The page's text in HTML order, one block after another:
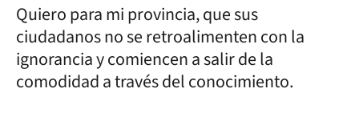
Quiero para mi provincia, que sus
ciudadanos no se retroalimenten con la
ignorancia y comiencen a salir de la
comodidad a través del conocimiento.